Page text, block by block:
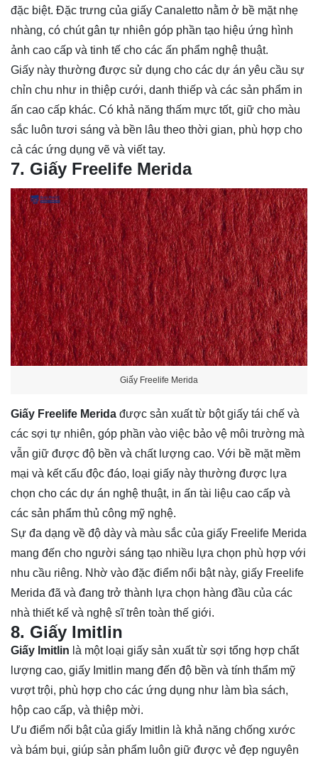
đặc biệt. Đặc trưng của giấy Canaletto nằm ở bề mặt nhẹ
nhàng, có chút gân tự nhiên góp phần tạo hiệu ứng hình
ảnh cao cấp và tinh tế cho các ấn phẩm nghệ thuật.
Giấy này thường được sử dụng cho các dự án yêu cầu sự
chỉn chu như in thiệp cưới, danh thiếp và các sản phẩm in
ấn cao cấp khác. Có khả năng thấm mực tốt, giữ cho màu
sắc luôn tươi sáng và bền lâu theo thời gian, phù hợp cho
cả các ứng dụng vẽ và viết tay.
7. Giấy Freelife Merida
Giấy Freelife Merida
Giấy Freelife Merida được sản xuất từ bột giấy tái chế và
các sợi tự nhiên, góp phần vào việc bảo vệ môi trường mà
vẫn giữ được độ bền và chất lượng cao. Với bề mặt mềm
mại và kết cấu độc đáo, loại giấy này thường được lựa
chọn cho các dự án nghệ thuật, in ấn tài liệu cao cấp và
các sản phẩm thủ công mỹ nghệ.
Sự đa dạng về độ dày và màu sắc của giấy Freelife Merida
mang đến cho người sáng tạo nhiều lựa chọn phù hợp với
nhu cầu riêng. Nhờ vào đặc điểm nổi bật này, giấy Freelife
Merida đã và đang trở thành lựa chọn hàng đầu của các
nhà thiết kế và nghệ sĩ trên toàn thế giới.
8. Giấy Imitlin
Giấy Imitlin là một loại giấy sản xuất từ sợi tổng hợp chất
lượng cao, giấy Imitlin mang đến độ bền và tính thẩm mỹ
vượt trội, phù hợp cho các ứng dụng như làm bìa sách,
hộp cao cấp, và thiệp mời.
Ưu điểm nổi bật của giấy Imitlin là khả năng chống xước
và bám bụi, giúp sản phẩm luôn giữ được vẻ đẹp nguyên